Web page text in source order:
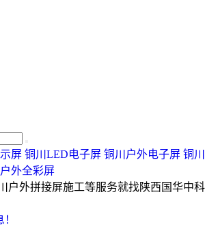
屏 铜川LED电子屏 铜川户外电子屏 铜川
外全彩屏
户外拼接屏施工等服务就找陕西国华中科